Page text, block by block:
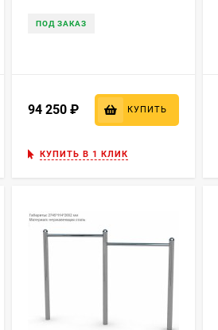
ПОД ЗАКАЗ
94 250 ₽ КУПИТЬ
КУПИТЬ В 1 КЛИК